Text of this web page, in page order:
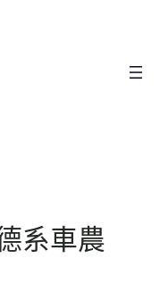
系車農